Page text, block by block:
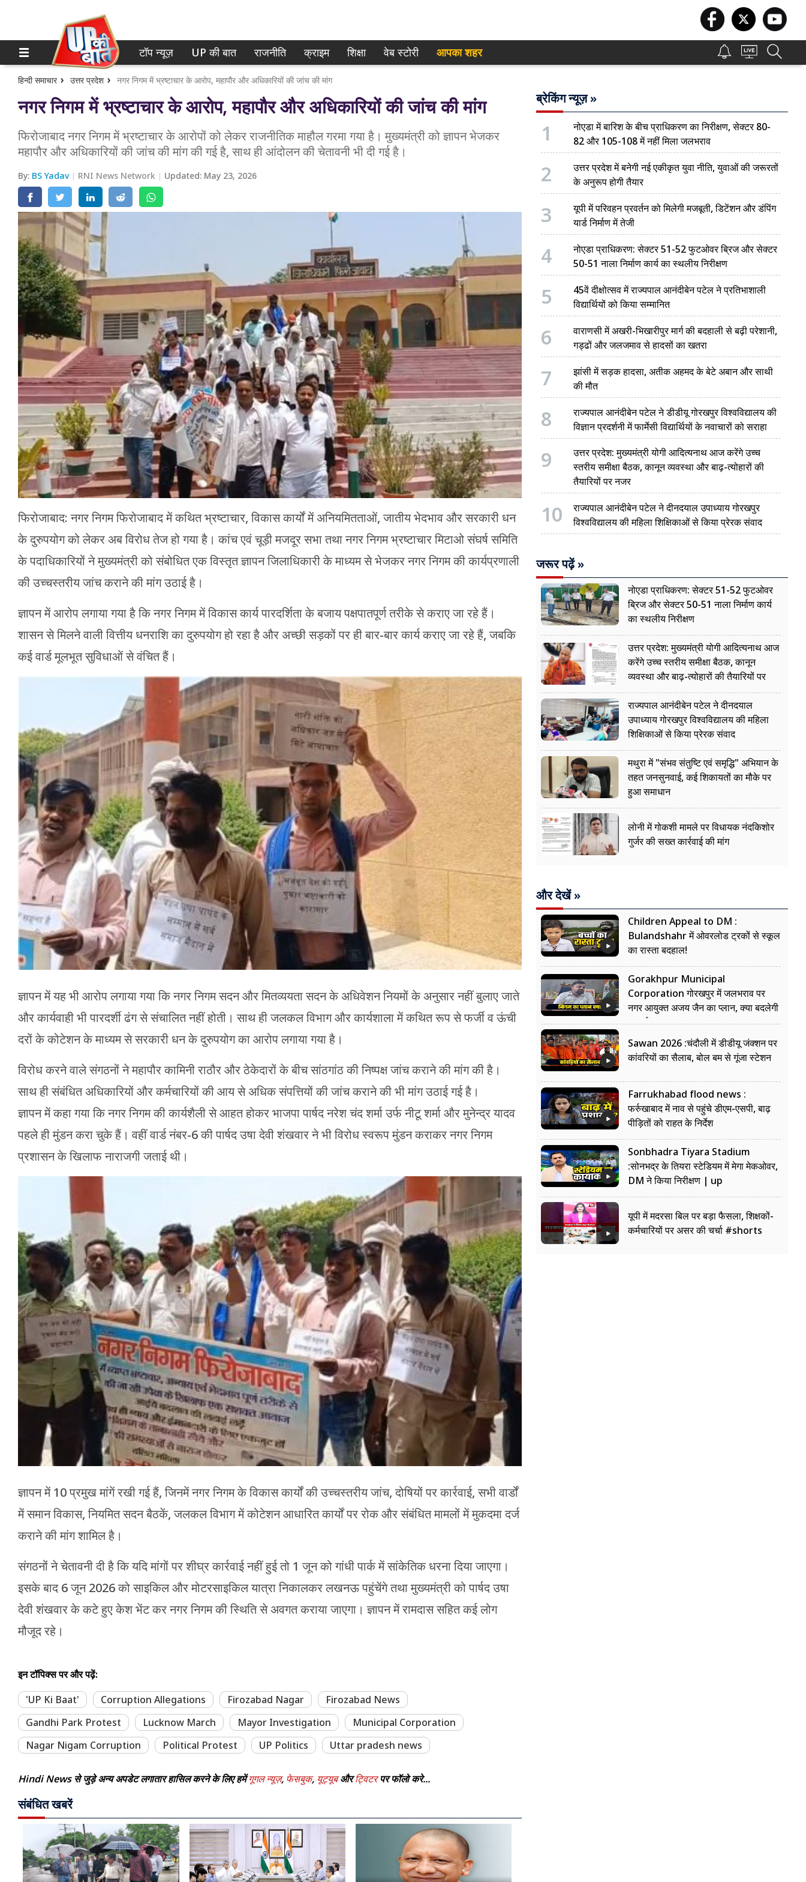
होम
टॉप न्यूज़
UP की बात
राजनीति
शिक्षा
वेब स्टोरी
टॉप न्यूज़ UP की बात राजनीति क्राइम शिक्षा वेब स्टोरी आपका शहर
हिन्दी समाचार उत्तर प्रदेश नगर निगम में भ्रष्टाचार के आरोप, महापौर और अधिकारियों की जांच की मांग
नगर निगम में भ्रष्टाचार के आरोप, महापौर और अधिकारियों की जांच की मांग
फिरोजाबाद नगर निगम में भ्रष्टाचार के आरोपों को लेकर राजनीतिक माहौल गरमा गया है। मुख्यमंत्री को ज्ञापन भेजकर
महापौर और अधिकारियों की जांच की मांग की गई है, साथ ही आंदोलन की चेतावनी भी दी गई है।
By: BS Yadav RNI News Network Updated: May 23, 2026
फिरोजाबाद: नगर निगम फिरोजाबाद में कथित भ्रष्टाचार, विकास कार्यों में अनियमितताओं, जातीय भेदभाव और सरकारी धन
के दुरुपयोग को लेकर अब विरोध तेज हो गया है। कांच एवं चूड़ी मजदूर सभा तथा नगर निगम भ्रष्टाचार मिटाओ संघर्ष समिति
के पदाधिकारियों ने मुख्यमंत्री को संबोधित एक विस्तृत ज्ञापन जिलाधिकारी के माध्यम से भेजकर नगर निगम की कार्यप्रणाली
की उच्चस्तरीय जांच कराने की मांग उठाई है।
ज्ञापन में आरोप लगाया गया है कि नगर निगम में विकास कार्य पारदर्शिता के बजाय पक्षपातपूर्ण तरीके से कराए जा रहे हैं।
शासन से मिलने वाली वित्तीय धनराशि का दुरुपयोग हो रहा है और अच्छी सड़कों पर ही बार-बार कार्य कराए जा रहे हैं, जबकि
कई वार्ड मूलभूत सुविधाओं से वंचित हैं।
ज्ञापन में यह भी आरोप लगाया गया कि नगर निगम सदन और मितव्ययता सदन के अधिवेशन नियमों के अनुसार नहीं बुलाए जाते
और कार्यवाही भी पारदर्शी ढंग से संचालित नहीं होती। साथ ही जलकल विभाग और कार्यशाला में कथित रूप से फर्जी व ऊंची
दरों के कोटेशन के माध्यम से सरकारी धन के दुरुपयोग का आरोप लगाया गया है।
विरोध करने वाले संगठनों ने महापौर कामिनी राठौर और ठेकेदारों के बीच सांठगांठ की निष्पक्ष जांच कराने की मांग की है।
साथ ही संबंधित अधिकारियों और कर्मचारियों की आय से अधिक संपत्तियों की जांच कराने की भी मांग उठाई गई है।
ज्ञापन में कहा गया कि नगर निगम की कार्यशैली से आहत होकर भाजपा पार्षद नरेश चंद शर्मा उर्फ नीटू शर्मा और मुनेन्द्र यादव
पहले ही मुंडन करा चुके हैं। वहीं वार्ड नंबर-6 की पार्षद उषा देवी शंखवार ने भी विरोध स्वरूप मुंडन कराकर नगर निगम
प्रशासन के खिलाफ नाराजगी जताई थी।
ज्ञापन में 10 प्रमुख मांगें रखी गई हैं, जिनमें नगर निगम के विकास कार्यों की उच्चस्तरीय जांच, दोषियों पर कार्रवाई, सभी वार्डों
में समान विकास, नियमित सदन बैठकें, जलकल विभाग में कोटेशन आधारित कार्यों पर रोक और संबंधित मामलों में मुकदमा दर्ज
कराने की मांग शामिल है।
संगठनों ने चेतावनी दी है कि यदि मांगों पर शीघ्र कार्रवाई नहीं हुई तो 1 जून को गांधी पार्क में सांकेतिक धरना दिया जाएगा।
इसके बाद 6 जून 2026 को साइकिल और मोटरसाइकिल यात्रा निकालकर लखनऊ पहुंचेंगे तथा मुख्यमंत्री को पार्षद उषा
देवी शंखवार के कटे हुए केश भेंट कर नगर निगम की स्थिति से अवगत कराया जाएगा। ज्ञापन में रामदास सहित कई लोग
मौजूद रहे।
इन टॉपिक्स पर और पढ़ें:
'UP Ki Baat'
Corruption Allegations Firozabad Nagar
Firozabad News
Gandhi Park Protest
Lucknow March Mayor Investigation
Municipal Corporation
Nagar Nigam Corruption
Political Protest UP Politics Uttar pradesh news
Hindi News से जुड़े अन्य अपडेट लगातार हासिल करने के लिए हमेंगूगल न्यूज़, फेसबुक, यूट्यूबऔरट्विटरपर फॉलो करे...
संबंधित खबरें
ब्रेकिंग न्यूज़ »
1
नोएडा में बारिश के बीच प्राधिकरण का निरीक्षण, सेक्टर 80-
82 और 105-108 में नहीं मिला जलभराव
2
उत्तर प्रदेश में बनेगी नई एकीकृत युवा नीति, युवाओं की जरूरतों
के अनुरूप होगी तैयार
3
यूपी में परिवहन प्रवर्तन को मिलेगी मजबूती, डिटेंशन और डंपिंग
यार्ड निर्माण में तेजी
4
नोएडा प्राधिकरण: सेक्टर 51-52 फुटओवर ब्रिज और सेक्टर
50-51 नाला निर्माण कार्य का स्थलीय निरीक्षण
5
45वें दीक्षोत्सव में राज्यपाल आनंदीबेन पटेल ने प्रतिभाशाली
विद्यार्थियों को किया सम्मानित
6
वाराणसी में अखरी-भिखारीपुर मार्ग की बदहाली से बढ़ी परेशानी,
गड्ढों और जलजमाव से हादसों का खतरा
7
झांसी में सड़क हादसा, अतीक अहमद के बेटे अबान और साथी
की मौत
8
राज्यपाल आनंदीबेन पटेल ने डीडीयू गोरखपुर विश्वविद्यालय की
विज्ञान प्रदर्शनी में फार्मेसी विद्यार्थियों के नवाचारों को सराहा
9
उत्तर प्रदेश: मुख्यमंत्री योगी आदित्यनाथ आज करेंगे उच्च
स्तरीय समीक्षा बैठक, कानून व्यवस्था और बाढ़-त्योहारों की
तैयारियों पर नजर
10
राज्यपाल आनंदीबेन पटेल ने दीनदयाल उपाध्याय गोरखपुर
विश्वविद्यालय की महिला शिक्षिकाओं से किया प्रेरक संवाद
जरूर पढ़ें »
नोएडा प्राधिकरण: सेक्टर 51-52 फुटओवर
ब्रिज और सेक्टर 50-51 नाला निर्माण कार्य
का स्थलीय निरीक्षण
उत्तर प्रदेश: मुख्यमंत्री योगी आदित्यनाथ आज
करेंगे उच्च स्तरीय समीक्षा बैठक, कानून
व्यवस्था और बाढ़-त्योहारों की तैयारियों पर
नजर
राज्यपाल आनंदीबेन पटेल ने दीनदयाल
उपाध्याय गोरखपुर विश्वविद्यालय की महिला
शिक्षिकाओं से किया प्रेरक संवाद
मथुरा में "संभव संतुष्टि एवं समृद्धि" अभियान के
तहत जनसुनवाई, कई शिकायतों का मौके पर
हुआ समाधान
लोनी में गोकशी मामले पर विधायक नंदकिशोर
गुर्जर की सख्त कार्रवाई की मांग
और देखें »
Children Appeal to DM :
Bulandshahr में ओवरलोड ट्रकों से स्कूल
का रास्ता बदहाल!
Gorakhpur Municipal
Corporation गोरखपुर में जलभराव पर
नगर आयुक्त अजय जैन का प्लान, क्या बदलेगी
सफाई?
Sawan 2026 :चंदौली में डीडीयू जंक्शन पर
कांवरियों का सैलाब, बोल बम से गूंजा स्टेशन
Farrukhabad flood news :
फर्रुखाबाद में नाव से पहुंचे डीएम-एसपी, बाढ़
पीड़ितों को राहत के निर्देश
Sonbhadra Tiyara Stadium
:सोनभद्र के तियरा स्टेडियम में मेगा मेकओवर,
DM ने किया निरीक्षण | up
यूपी में मदरसा बिल पर बड़ा फैसला, शिक्षकों-
कर्मचारियों पर असर की चर्चा #shorts
नोएडा
गाजियाबाद
लखनऊ
कानपुर
वाराणसी
आगरा
अयोध्या
अलीगढ़
मथुरा
मेरठ
मुरादाबाद
गोरखपुर
प्रयागराज
रामपुर